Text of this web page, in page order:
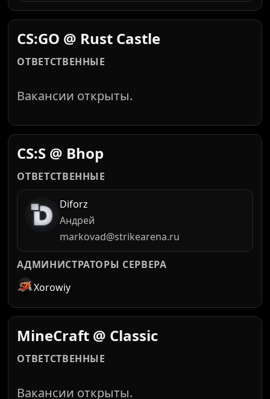
CS:GO @ Rust Castle
ОТВЕТСТВЕННЫЕ
Вакансии открыты.
CS:S @ Bhop
ОТВЕТСТВЕННЫЕ
Diforz
Андрей
markovad@strikearena.ru
АДМИНИСТРАТОРЫ СЕРВЕРА
Xorowiy
MineCraft @ Classic
ОТВЕТСТВЕННЫЕ
Вакансии открыты.